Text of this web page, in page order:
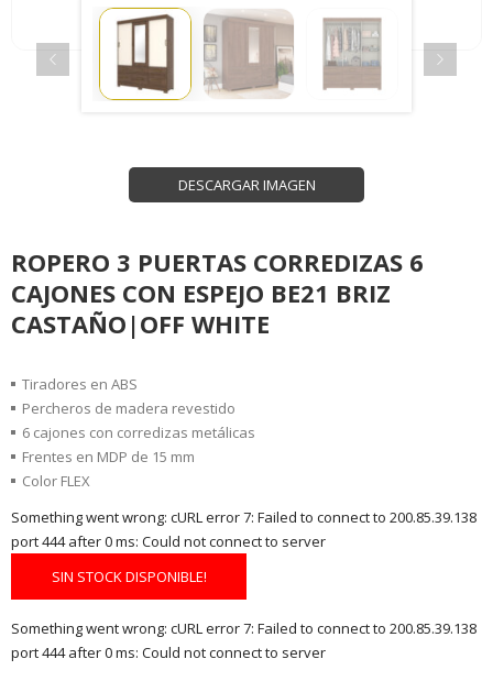
DESCARGAR IMAGEN
ROPERO 3 PUERTAS CORREDIZAS 6
CAJONES CON ESPEJO BE21 BRIZ
CASTAÑO|OFF WHITE
Tiradores en ABS
Percheros de madera revestido
6 cajones con corredizas metálicas
Frentes en MDP de 15 mm
Color FLEX
Something went wrong: cURL error 7: Failed to connect to 200.85.39.138
port 444 after 0 ms: Could not connect to server
SIN STOCK DISPONIBLE!
Something went wrong: cURL error 7: Failed to connect to 200.85.39.138
port 444 after 0 ms: Could not connect to server